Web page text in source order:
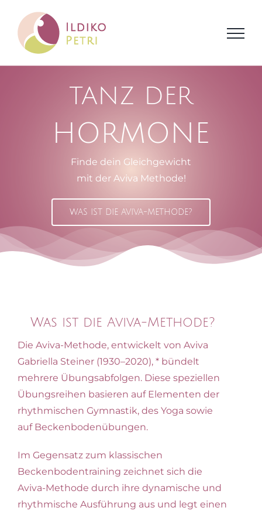
Inhalt
springen
TANZ DER
HORMONE
Finde dein Gleichgewicht
mit der Aviva Methode!
WAS IST DIE AVIVA-METHODE?
Was ist die Aviva-Methode?
Die Aviva-Methode, entwickelt von Aviva
Gabriella Steiner (1930–2020), * bündelt
mehrere Übungsabfolgen. Diese speziellen
Übungsreihen basieren auf Elementen der
rhythmischen Gymnastik, des Yoga sowie
auf Beckenbodenübungen.
Im Gegensatz zum klassischen
Beckenbodentraining zeichnet sich die
Aviva-Methode durch ihre dynamische und
rhythmische Ausführung aus und legt einen